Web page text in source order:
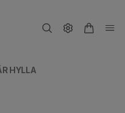
HYLLA